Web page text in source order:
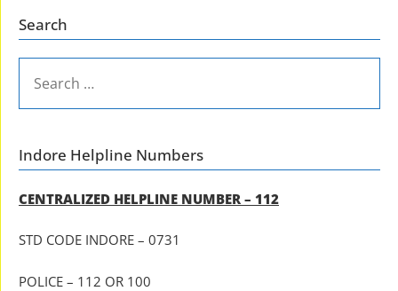
Search
FOR:
Indore Helpline Numbers
CENTRALIZED HELPLINE NUMBER – 112
STD CODE INDORE – 0731
POLICE – 112 OR 100